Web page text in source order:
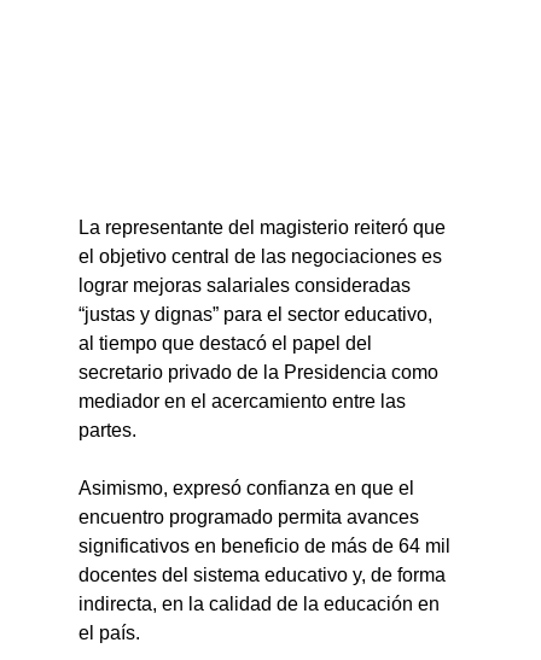
La representante del magisterio reiteró que
el objetivo central de las negociaciones es
lograr mejoras salariales consideradas
“justas y dignas” para el sector educativo,
al tiempo que destacó el papel del
secretario privado de la Presidencia como
mediador en el acercamiento entre las
partes.
Asimismo, expresó confianza en que el
encuentro programado permita avances
significativos en beneficio de más de 64 mil
docentes del sistema educativo y, de forma
indirecta, en la calidad de la educación en
el país.